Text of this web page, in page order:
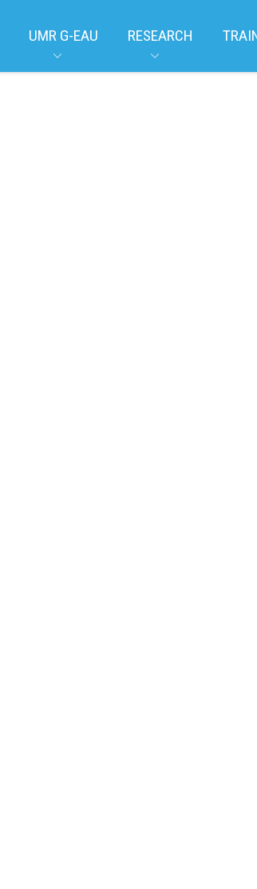
UMR G-EAU RESEARCH